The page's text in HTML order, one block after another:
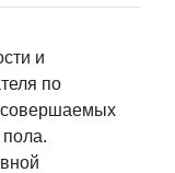
и
по
совершаемых